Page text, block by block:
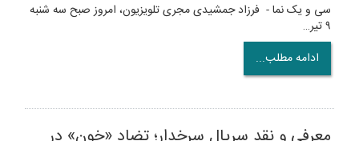
سی و یک نما - فرزاد جمشیدی مجری تلویزیون، امروز صبح سه شنبه
۹ تیر…
ادامه مطلب...